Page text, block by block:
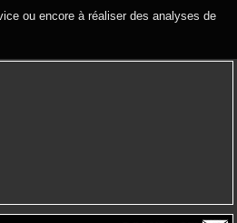
ou encore à réaliser des analyses de